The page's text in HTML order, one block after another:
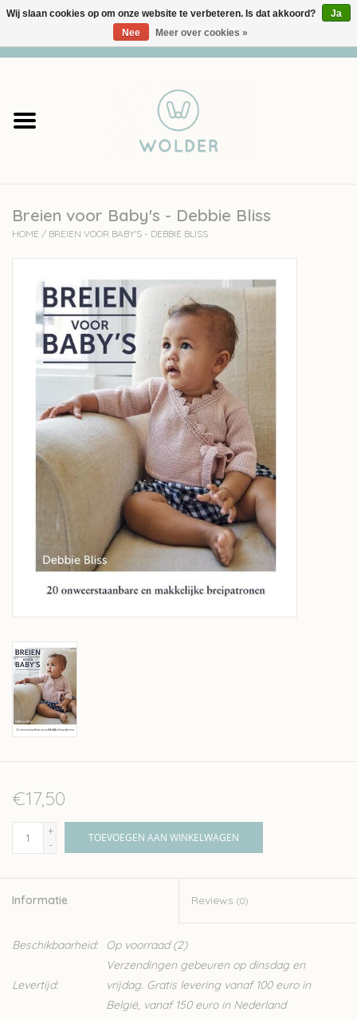
Garens
Accessoires
workshops
Cadeaubon
Solden
Breien voor Baby's - Debbie Bliss
HOME / BREIEN VOOR BABY'S - DEBBIE BLISS
€17,50
+
-
TOEVOEGEN AAN WINKELWAGEN
Informatie Reviews (0)
Beschikbaarheid: Op voorraad(2)
Levertijd:
Verzendingen gebeuren op dinsdag en
vrijdag. Gratis levering vanaf 100 euro in
België, vanaf 150 euro in Nederland
Wij slaan cookies op om onze website te verbeteren. Is dat akkoord?
Ja
Nee
Meer over cookies »